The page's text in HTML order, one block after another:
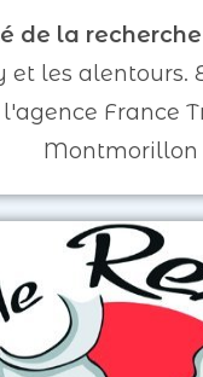
de la
et les alentours.
France
Montmorillon